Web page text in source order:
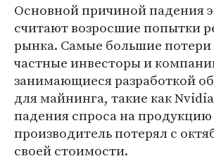
Основной причиной падения
считают возросшие попытки
рынка. Самые большие
частные инвесторы и
занимающиеся разработкой
для майнинга, такие как
падения спроса на продукцию
производитель потерял с
своей стоимости.